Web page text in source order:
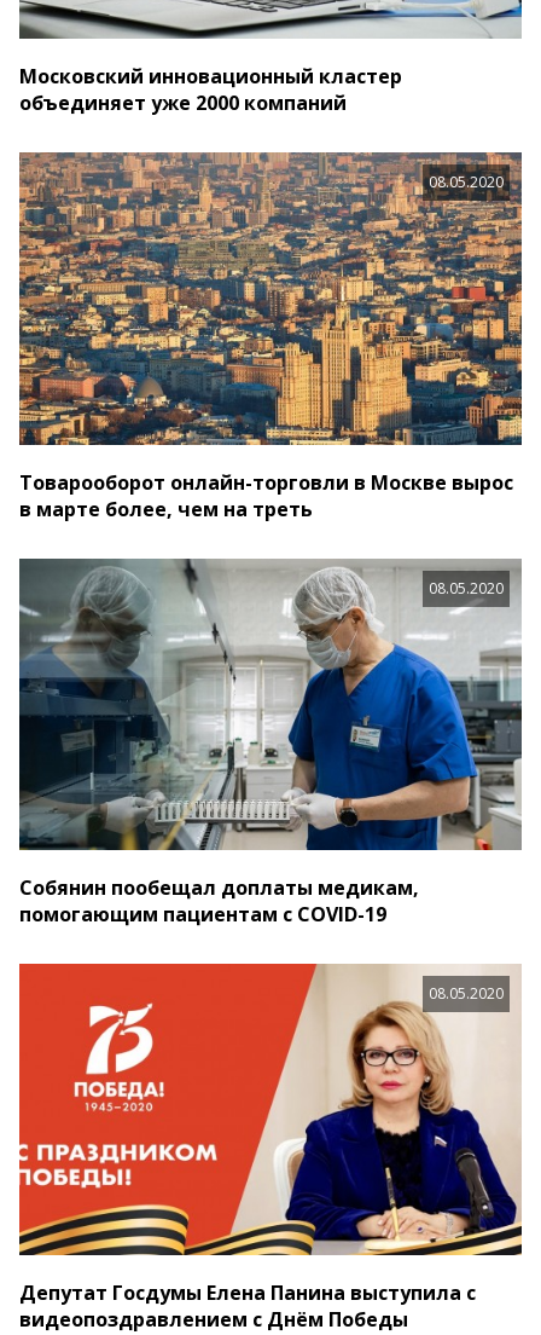
Московский инновационный кластер
объединяет уже 2000 компаний
08.05.2020
Товарооборот онлайн-торговли в Москве вырос
в марте более, чем на треть
08.05.2020
Собянин пообещал доплаты медикам,
помогающим пациентам с COVID-19
08.05.2020
Депутат Госдумы Елена Панина выступила с
видеопоздравлением с Днём Победы